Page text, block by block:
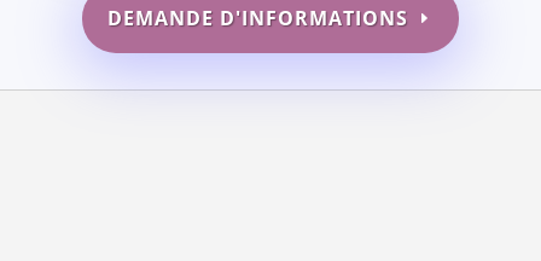
DEMANDE D'INFORMATIONS